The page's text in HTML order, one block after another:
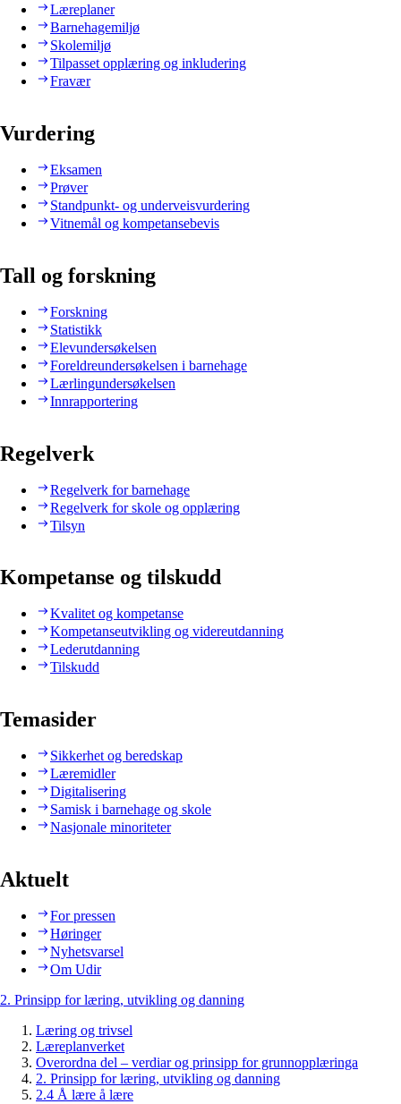
Læreplaner
Barnehagemiljø
Skolemiljø
Tilpasset opplæring og inkludering
Fravær
Vurdering
Eksamen
Prøver
Standpunkt- og underveisvurdering
Vitnemål og kompetansebevis
Tall og forskning
Forskning
Statistikk
Elevundersøkelsen
Foreldreundersøkelsen i barnehage
Lærlingundersøkelsen
Innrapportering
Regelverk
Regelverk for barnehage
Regelverk for skole og opplæring
Tilsyn
Kompetanse og tilskudd
Kvalitet og kompetanse
Kompetanseutvikling og videreutdanning
Lederutdanning
Tilskudd
Temasider
Sikkerhet og beredskap
Læremidler
Digitalisering
Samisk i barnehage og skole
Nasjonale minoriteter
Aktuelt
For pressen
Høringer
Nyhetsvarsel
Om Udir
2. Prinsipp for læring, utvikling og danning
Læring og trivsel
Læreplanverket
Overordna del – verdiar og prinsipp for grunnopplæringa
2. Prinsipp for læring, utvikling og danning
2.4 Å lære å lære